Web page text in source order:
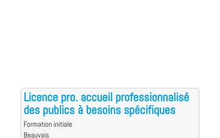
Licence pro. accueil professionnalisé
des publics à besoins spécifiques
Formation initiale
Beauvais